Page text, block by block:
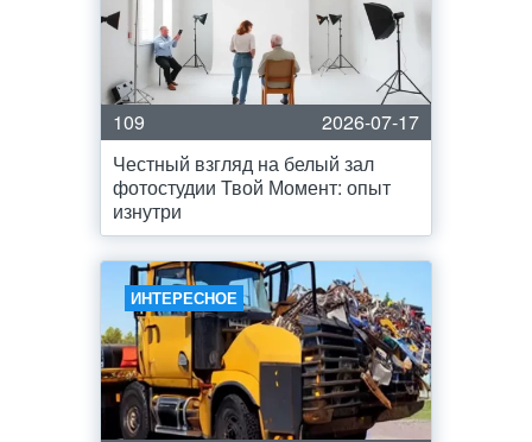
109
2026-07-17
Честный взгляд на белый зал
фотостудии Твой Момент: опыт
изнутри
ИНТЕРЕСНОЕ